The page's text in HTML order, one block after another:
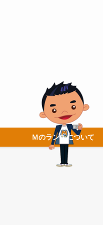
Ｍのランチについて